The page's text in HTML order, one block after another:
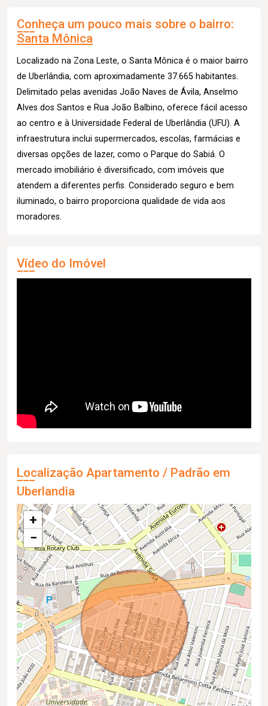
Conheça um pouco mais sobre o bairro:
Santa Mônica
Localizado na Zona Leste, o Santa Mônica é o maior bairro
de Uberlândia, com aproximadamente 37.665 habitantes.
Delimitado pelas avenidas João Naves de Ávila, Anselmo
Alves dos Santos e Rua João Balbino, oferece fácil acesso
ao centro e à Universidade Federal de Uberlândia (UFU). A
infraestrutura inclui supermercados, escolas, farmácias e
diversas opções de lazer, como o Parque do Sabiá. O
mercado imobiliário é diversificado, com imóveis que
atendem a diferentes perfis. Considerado seguro e bem
iluminado, o bairro proporciona qualidade de vida aos
moradores.
Vídeo do Imóvel
Localização Apartamento / Padrão em
Uberlandia
+
−